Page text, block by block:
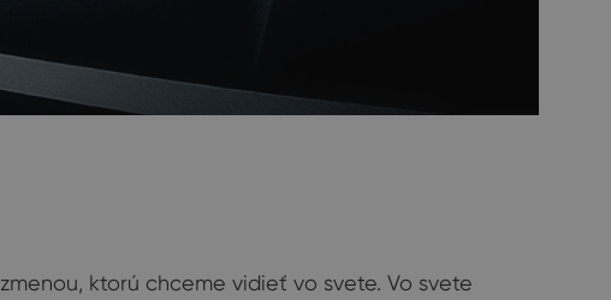
ktorú chceme vidieť vo svete. Vo svete